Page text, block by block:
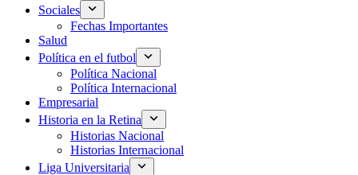
Sociales
Fechas Importantes
Salud
Política en el futbol
Política Nacional
Política Internacional
Empresarial
Historia en la Retina
Historias Nacional
Historias Internacional
Liga Universitaria